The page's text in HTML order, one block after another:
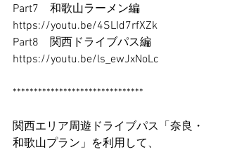
Part7　和歌山ラーメン編
https://youtu.be/4SLId7rfXZk
Part8　関西ドライブパス編
https://youtu.be/ls_ewJxNoLc
*******************************
関西エリア周遊ドライブパス「奈良・
和歌山プラン」を利用して、